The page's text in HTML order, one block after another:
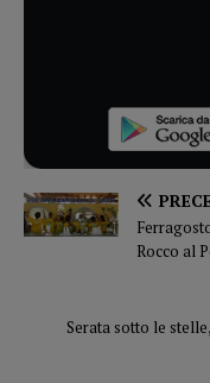
Rocco al
Serata sotto le